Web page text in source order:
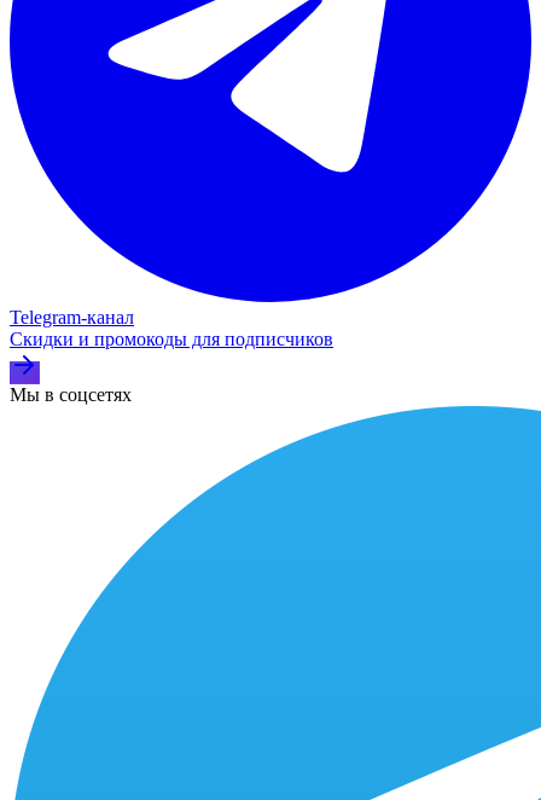
Telegram‑канал
Скидки и промокоды для подписчиков
Мы в соцсетях